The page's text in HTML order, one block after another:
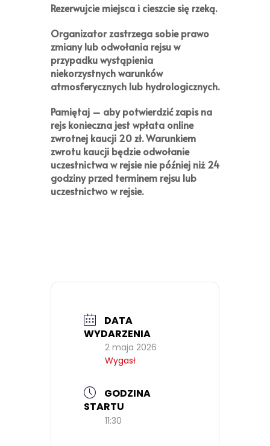
Rezerwujcie miejsca i cieszcie się rzeką.
Organizator zastrzega sobie prawo
zmiany lub odwołania rejsu w
przypadku wystąpienia
niekorzystnych warunków
atmosferycznych lub hydrologicznych.
Pamiętaj – aby potwierdzić zapis na
rejs konieczna jest wpłata online
zwrotnej kaucji 20 zł. Warunkiem
zwrotu kaucji będzie odwołanie
uczestnictwa w rejsie nie później niż 24
godziny przed terminem rejsu lub
uczestnictwo w rejsie.
DATA
WYDARZENIA
2 maja 2026
Wygasł
GODZINA
STARTU
11:30